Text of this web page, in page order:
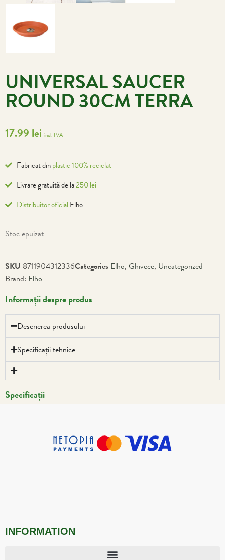
UNIVERSAL SAUCER
ROUND 30CM TERRA
17.99 lei incl. TVA
Fabricat dinplastic 100% reciclat
Livrare gratuită de la250 lei
Distribuitor oficial Elho
Stoc epuizat
SKU 8711904312336Categories Elho, Ghivece, Uncategorized
Brand: Elho
Informații despre produs
Descrierea produsului
Specificații tehnice
Specificații
INFORMATION